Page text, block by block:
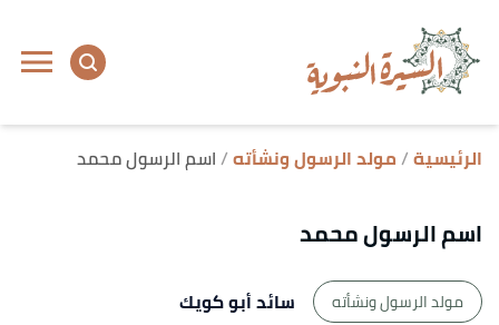
الرئيسية مولد الرسول ونشأته اسم الرسول محمد
اسم الرسول محمد
مولد الرسول ونشأته
سائد أبو كويك